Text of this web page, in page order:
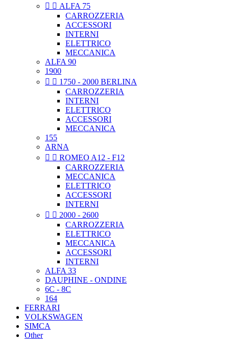
  ALFA 75
CARROZZERIA
ACCESSORI
INTERNI
ELETTRICO
MECCANICA
ALFA 90
1900
  1750 - 2000 BERLINA
CARROZZERIA
INTERNI
ELETTRICO
ACCESSORI
MECCANICA
155
ARNA
  ROMEO A12 - F12
CARROZZERIA
MECCANICA
ELETTRICO
ACCESSORI
INTERNI
  2000 - 2600
CARROZZERIA
ELETTRICO
MECCANICA
ACCESSORI
INTERNI
ALFA 33
DAUPHINE - ONDINE
6C - 8C
164
FERRARI
VOLKSWAGEN
SIMCA
Other